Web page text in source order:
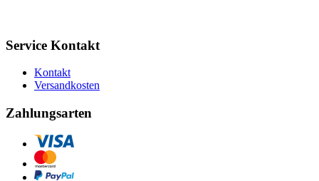
Service Kontakt
Kontakt
Versandkosten
Zahlungsarten